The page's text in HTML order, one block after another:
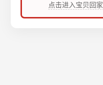
点击进入宝贝回